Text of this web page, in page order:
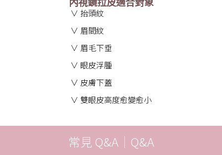
∨ 抬頭紋
∨ 眉間紋
∨ 眉毛下垂
∨ 眼皮浮腫
∨ 皮膚下蓋
∨ 雙眼皮高度愈變愈小
常見 Q&A｜Q&A